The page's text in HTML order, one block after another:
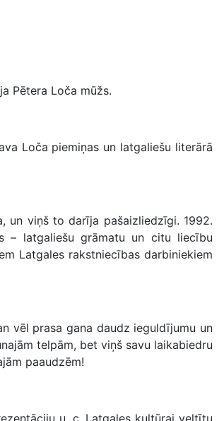
Pētera Loča mūžs.
Loča piemiņas un latgaliešu literārā
viņš to darīja pašaizliedzīgi. 1992.
– latgaliešu grāmatu un citu liecību
Latgales rakstniecības darbiniekiem
vēl prasa gana daudz ieguldījumu un
telpām, bet viņš savu laikabiedru
paaudzēm!
u. c. Latgales kultūrai veltītu